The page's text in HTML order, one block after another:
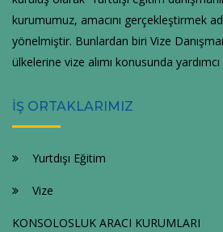
kurumumuz, amacını gerçekleştirmek
yönelmiştir. Bunlardan biri Vize
ülkelerine vize alımı konusunda
İŞ ORTAKLARIMIZ
Yurtdışı Eğitim
Vize
KONSOLOSLUK ARACI KURUMLARI